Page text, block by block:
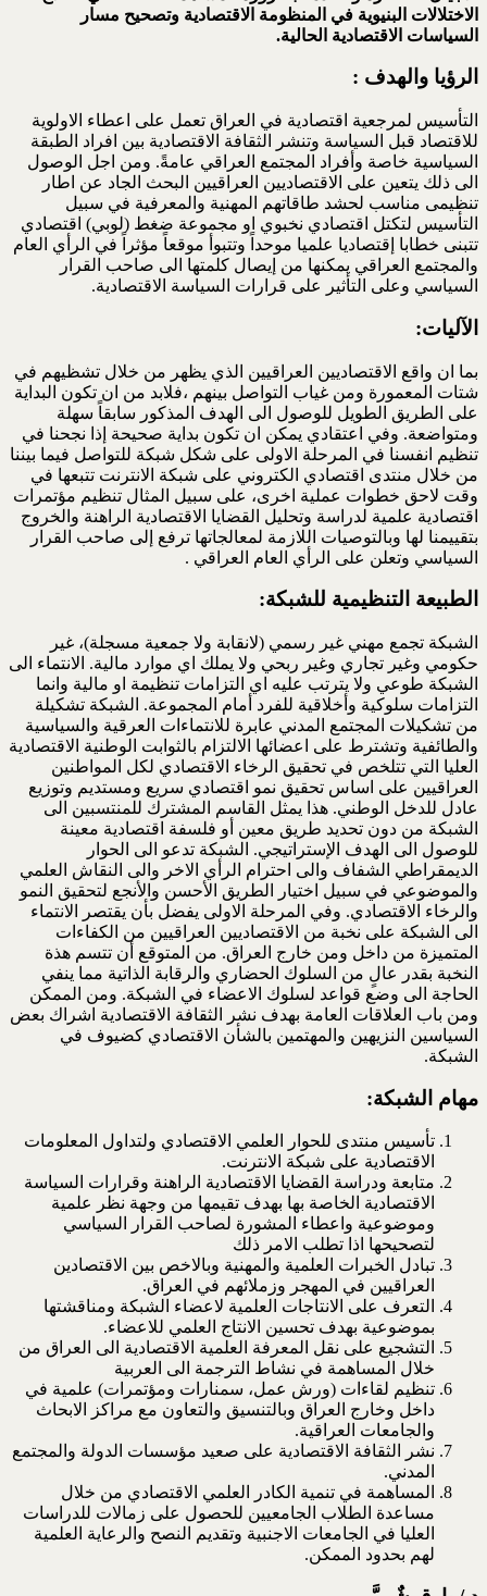
الاختلالات البنيوية في المنظومة الاقتصادية وتصحيح مسار
السياسات الاقتصادية الحالية.
الرؤيا والهدف :
التأسيس لمرجعية اقتصادية في العراق تعمل على اعطاء الاولوية
للاقتصاد قبل السياسة وتنشر الثقافة الاقتصادية بين افراد الطبقة
السياسية خاصة وأفراد المجتمع العراقي عامةً. ومن اجل الوصول
الى ذلك يتعين على الاقتصاديين العراقيين البحث الجاد عن اطار
تنظيمى مناسب لحشد طاقاتهم المهنية والمعرفية في سبيل
التأسيس لتكتل اقتصادي نخبوي او مجموعة ضغط (لوبي) اقتصادي
تتبنى خطابا إقتصاديا علميا موحداً وتتبوأ موقعاً مؤثراً في الرأي العام
والمجتمع العراقي يمكنها من إيصال كلمتها الى صاحب القرار
السياسي وعلى التأثير على قرارات السياسة الاقتصادية.
الآليات:
بما ان واقع الاقتصاديين العراقيين الذي يظهر من خلال تشظيهم في
شتات المعمورة ومن غياب التواصل بينهم ،فلابد من ان تكون البداية
على الطريق الطويل للوصول الى الهدف المذكور سابقاً سهلة
ومتواضعة. وفي اعتقادي يمكن ان تكون بداية صحيحة إذا نجحنا في
تنظيم انفسنا في المرحلة الاولى على شكل شبكة للتواصل فيما بيننا
من خلال منتدى اقتصادي الكتروني على شبكة الانترنت تتبعها في
وقت لاحق خطوات عملية اخرى، على سبيل المثال تنظيم مؤتمرات
اقتصادية علمية لدراسة وتحليل القضايا الاقتصادية الراهنة والخروج
بتقييمنا لها وبالتوصيات اللازمة لمعالجاتها ترفع إلى صاحب القرار
السياسي وتعلن على الرأي العام العراقي .
الطبيعة التنظيمية للشبكة:
الشبكة تجمع مهني غير رسمي (لانقابة ولا جمعية مسجلة)، غير
حكومي وغير تجاري وغير ربحي ولا يملك اي موارد مالية. الانتماء الى
الشبكة طوعي ولا يترتب عليه اي التزامات تنظيمة او مالية وانما
التزامات سلوكية وأخلاقية للفرد أمام المجموعة. الشبكة تشكيلة
من تشكيلات المجتمع المدني عابرة للانتماءات العرقية والسياسية
والطائفية وتشترط على اعضائها الالتزام بالثوابت الوطنية الاقتصادية
العليا التي تتلخص في تحقيق الرخاء الاقتصادي لكل المواطنين
العراقيين على اساس تحقيق نمو اقتصادي سريع ومستديم وتوزيع
عادل للدخل الوطني. هذا يمثل القاسم المشترك للمنتسبين الى
الشبكة من دون تحديد طريق معين أو فلسفة اقتصادية معينة
للوصول الى الهدف الإستراتيجي. الشبكة تدعو الى الحوار
الديمقراطي الشفاف والى احترام الرأي الاخر والى النقاش العلمي
والموضوعي في سبيل اختيار الطريق الأحسن والأنجع لتحقيق النمو
والرخاء الاقتصادي. وفي المرحلة الاولى يفضل بأن يقتصر الانتماء
الى الشبكة على نخبة من الاقتصاديين العراقيين من الكفاءات
المتميزة من داخل ومن خارج العراق. من المتوقع أن تتسم هذة
النخبة بقدر عالٍ من السلوك الحضاري والرقابة الذاتية مما ينفي
الحاجة الى وضع قواعد لسلوك الاعضاء في الشبكة. ومن الممكن
ومن باب العلاقات العامة بهدف نشر الثقافة الاقتصادية اشراك بعض
السياسين النزيهين والمهتمين بالشأن الاقتصادي كضيوف في
الشبكة.
مهام الشبكة:
تأسيس منتدى للحوار العلمي الاقتصادي ولتداول المعلومات
الاقتصادية على شبكة الانترنت.
متابعة ودراسة القضايا الاقتصادية الراهنة وقرارات السياسة
الاقتصادية الخاصة بها بهدف تقيمها من وجهة نظر علمية
وموضوعية واعطاء المشورة لصاحب القرار السياسي
لتصحيحها اذا تطلب الامر ذلك
تبادل الخبرات العلمية والمهنية وبالاخص بين الاقتصادين
العراقيين في المهجر وزملائهم في العراق.
التعرف على الانتاجات العلمية لاعضاء الشبكة ومناقشتها
بموضوعية بهدف تحسين الانتاج العلمي للاعضاء.
التشجيع على نقل المعرفة العلمية الاقتصادية الى العراق من
خلال المساهمة في نشاط الترجمة الى العربية
تنظيم لقاءات (ورش عمل، سمنارات ومؤتمرات) علمية في
داخل وخارج العراق وبالتنسيق والتعاون مع مراكز الابحاث
والجامعات العراقية.
نشر الثقافة الاقتصادية على صعيد مؤسسات الدولة والمجتمع
المدني.
المساهمة في تنمية الكادر العلمي الاقتصادي من خلال
مساعدة الطلاب الجامعيين للحصول على زمالات للدراسات
العليا في الجامعات الاجنبية وتقديم النصح والرعاية العلمية
لهم بحدود الممكن.